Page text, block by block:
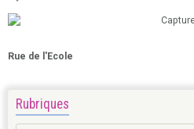
Rue de l'Ecole
Rubriques